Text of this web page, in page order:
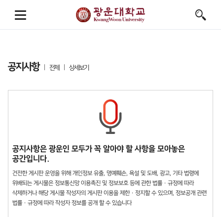
공지사항 전체 상세보기
공지사항은 광운인 모두가 꼭 알아야 할 사항을 모아놓은
공간입니다.
건전한 게시판 운영을 위해 개인정보 유출, 명예훼손, 욕설 및 도배, 광고, 기타 법령에
위배되는 게시물은 정보통신망 이용촉진 및 정보보호 등에 관한 법률 · 규정에 따라
삭제하거나 해당 게시물 작성자의 게시판 이용을 제한 · 정지할 수 있으며, 정보공개 관련
법률 · 규정에 따라 작성자 정보를 공개 할 수 있습니다